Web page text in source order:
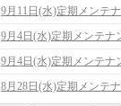
9月11日(水)定期メンテ
9月4日(水)定期メンテナ
9月4日(水)定期メンテナ
8月28日(水)定期メンテ